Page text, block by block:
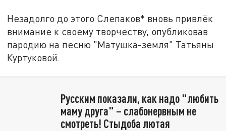
Незадолго до этого Слепаков* вновь привлёк
внимание к своему творчеству, опубликовав
пародию на песню "Матушка-земля" Татьяны
Куртуковой.
Русским показали, как надо "любить
маму друга" – слабонервным не
смотреть! Стыдоба лютая